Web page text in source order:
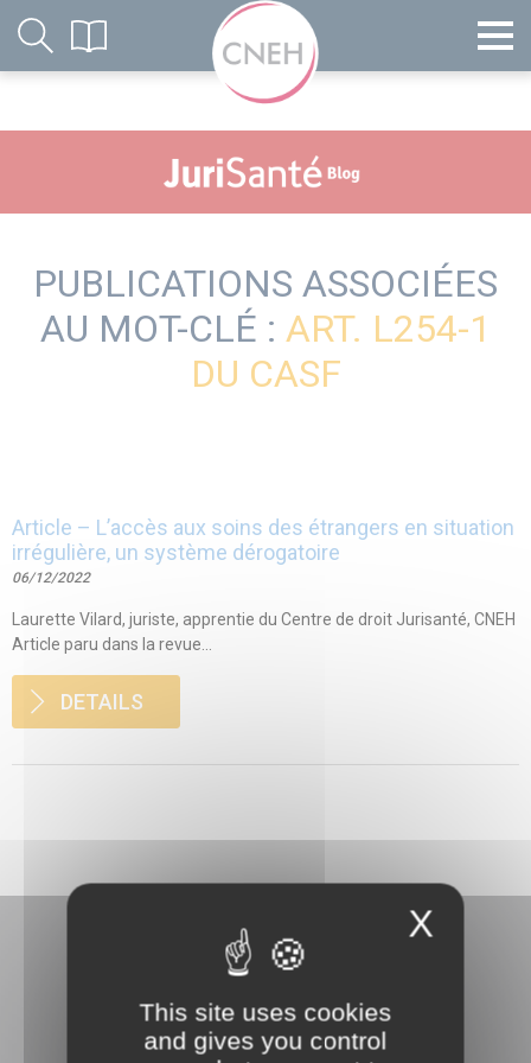
PUBLICATIONS ASSOCIÉES
AU MOT-CLÉ : ART. L254-1
DU CASF
Article – L’accès aux soins des étrangers en situation
irrégulière, un système dérogatoire
06/12/2022
Laurette Vilard, juriste, apprentie du Centre de droit Jurisanté, CNEH
Article paru dans la revue...
DETAILS
3 rue Danton
X
This site uses cookies
and gives you control